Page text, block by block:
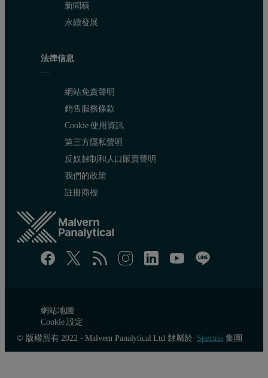
新聞稿
永續發展
法律信息
網站免責聲明
銷售服務條款
Cookie 使用資訊
第三方隱私聲明
反奴隸制和人口販賣聲明
我們的政策
註冊商標
網站地圖
Cookie 設定
© 版權所有 2022 - Malvern Panalytical Ltd 隸屬於 Spectris集團